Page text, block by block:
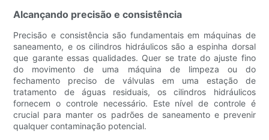
Alcançando precisão e consistência
Precisão e consistência são fundamentais em máquinas de
saneamento, e os cilindros hidráulicos são a espinha dorsal
que garante essas qualidades. Quer se trate do ajuste fino
do movimento de uma máquina de limpeza ou do
fechamento preciso de válvulas em uma estação de
tratamento de águas residuais, os cilindros hidráulicos
fornecem o controle necessário. Este nível de controle é
crucial para manter os padrões de saneamento e prevenir
qualquer contaminação potencial.